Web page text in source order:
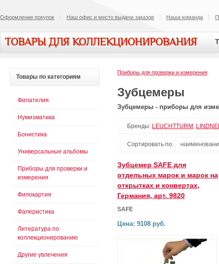
Оформление покупок Наш офис и место выдачи заказов Наша команда
ТОВАРЫ ДЛЯ КОЛЛЕКЦИОНИРОВАНИЯ
Приборы для проверки и измерения
Зубцемеры
Зубцемеры - приборы для
Бренды: LEUCHTTURM ,
Сортировать по:
Зубцемер SAFE для
отдельных марок и марок на
открытках и конвертах,
Германия, арт. 9820
SAFE
Цена: 9108 руб.
Товары по категориям
Филателия
Нумизматика
Бонистика
Универсальные альбомы
Приборы для проверки и
измерения
Филокартия
Фалеристика
Литература по
коллекционированию
Другие увлечения